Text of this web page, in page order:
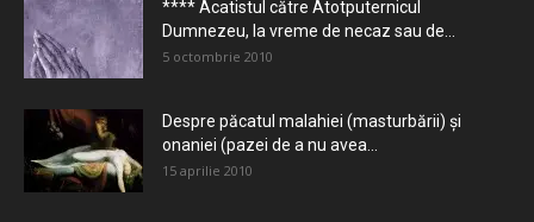
**** Acatistul către Atotputernicul
Dumnezeu, la vreme de necaz sau de...
5 octombrie 2010
Despre păcatul malahiei (masturbării) şi
onaniei (pazei de a nu avea...
15 aprilie 2010